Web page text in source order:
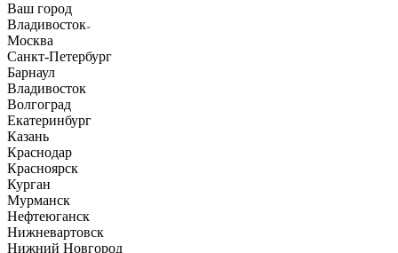
Ваш город
Владивосток
Москва
Санкт-Петербург
Барнаул
Владивосток
Волгоград
Екатеринбург
Казань
Краснодар
Красноярск
Курган
Мурманск
Нефтеюганск
Нижневартовск
Нижний Новгород